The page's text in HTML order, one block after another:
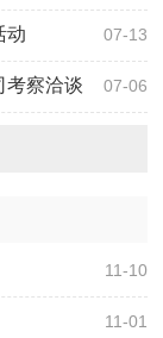
07-13
动
07-06
考察洽谈
11-10
11-01